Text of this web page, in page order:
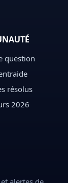
question
résolus
2026